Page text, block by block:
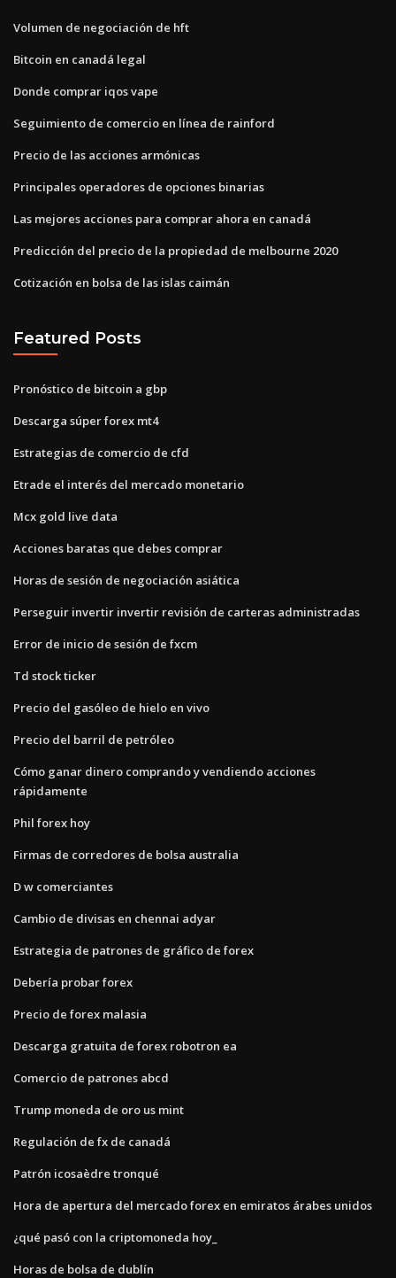
Volumen de negociación de hft
Bitcoin en canadá legal
Donde comprar iqos vape
Seguimiento de comercio en línea de rainford
Precio de las acciones armónicas
Principales operadores de opciones binarias
Las mejores acciones para comprar ahora en canadá
Predicción del precio de la propiedad de melbourne 2020
Cotización en bolsa de las islas caimán
Featured Posts
Pronóstico de bitcoin a gbp
Descarga súper forex mt4
Estrategias de comercio de cfd
Etrade el interés del mercado monetario
Mcx gold live data
Acciones baratas que debes comprar
Horas de sesión de negociación asiática
Perseguir invertir invertir revisión de carteras administradas
Error de inicio de sesión de fxcm
Td stock ticker
Precio del gasóleo de hielo en vivo
Precio del barril de petróleo
Cómo ganar dinero comprando y vendiendo acciones
rápidamente
Phil forex hoy
Firmas de corredores de bolsa australia
D w comerciantes
Cambio de divisas en chennai adyar
Estrategia de patrones de gráfico de forex
Debería probar forex
Precio de forex malasia
Descarga gratuita de forex robotron ea
Comercio de patrones abcd
Trump moneda de oro us mint
Regulación de fx de canadá
Patrón icosaèdre tronqué
Hora de apertura del mercado forex en emiratos árabes unidos
¿qué pasó con la criptomoneda hoy_
Horas de bolsa de dublín